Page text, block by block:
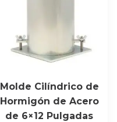
Molde Cilíndrico de
Hormigón de Acero
de 6×12 Pulgadas